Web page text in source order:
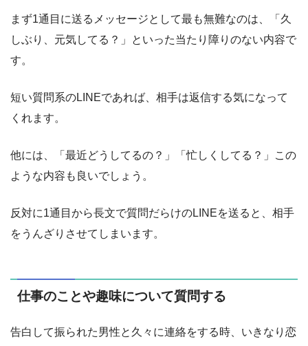
まず1通目に送るメッセージとして最も無難なのは、「久
しぶり、元気してる？」といった当たり障りのない内容で
す。
短い質問系のLINEであれば、相手は返信する気になって
くれます。
他には、「最近どうしてるの？」「忙しくしてる？」この
ような内容も良いでしょう。
反対に1通目から長文で質問だらけのLINEを送ると、相手
をうんざりさせてしまいます。
仕事のことや趣味について質問する
告白して振られた男性と久々に連絡をする時、いきなり恋